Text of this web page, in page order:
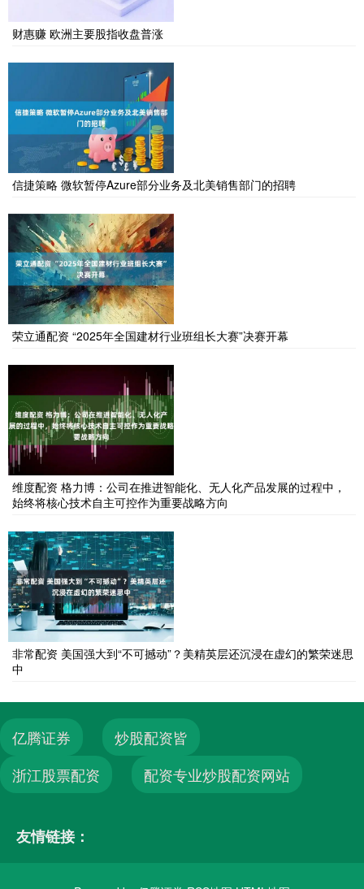
财惠赚 欧洲主要股指收盘普涨
信捷策略 微软暂停Azure部分业务及北美销售部门的招聘
荣立通配资 “2025年全国建材行业班组长大赛”决赛开幕
维度配资 格力博：公司在推进智能化、无人化产品发展的过程中，
始终将核心技术自主可控作为重要战略方向
非常配资 美国强大到“不可撼动”？美精英层还沉浸在虚幻的繁荣迷思
中
亿腾证券
炒股配资皆
浙江股票配资
配资专业炒股配资网站
友情链接：